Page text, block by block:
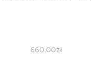
660,00zł